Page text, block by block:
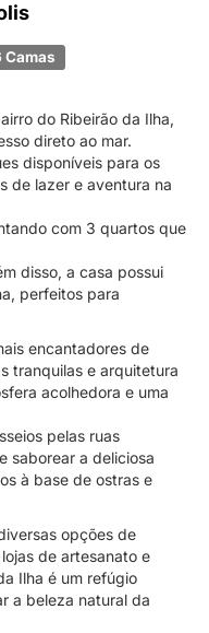
Camas
do Ribeirão da Ilha,
direto ao mar.
disponíveis para os
de lazer e aventura na
com 3 quartos que
disso, a casa possui
perfeitos para
encantadores de
tranquilas e arquitetura
acolhedora e uma
pelas ruas
saborear a deliciosa
à base de ostras e
opções de
de artesanato e
Ilha é um refúgio
a beleza natural da